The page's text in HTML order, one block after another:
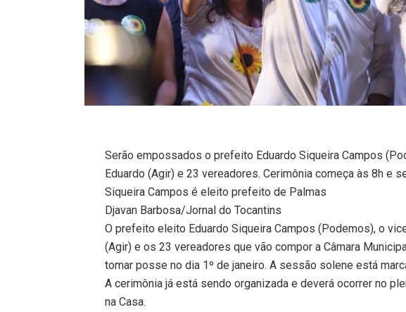
Serão empossados o prefeito Eduardo Siqueira Campos
Eduardo (Agir) e 23 vereadores. Cerimônia começa às 8h e
Siqueira Campos é eleito prefeito de Palmas
Djavan Barbosa/Jornal do Tocantins
O prefeito eleito Eduardo Siqueira Campos (Podemos), o
(Agir) e os 23 vereadores que vão compor a Câmara
tomar posse no dia 1º de janeiro. A sessão solene está
A cerimônia já está sendo organizada e deverá ocorrer no
na Casa.